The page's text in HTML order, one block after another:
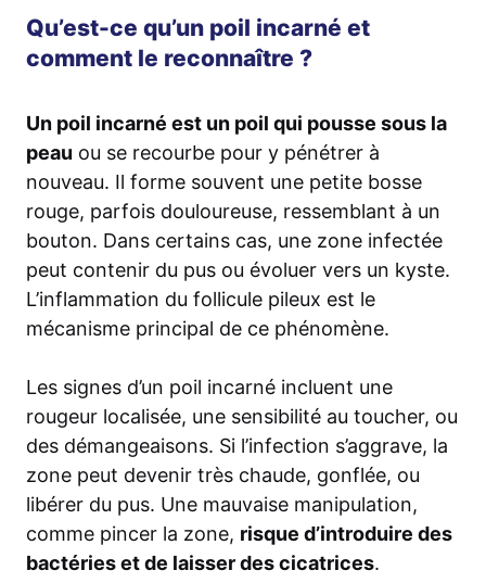
Qu’est-ce qu’un poil incarné et
comment le reconnaître ?
Un poil incarné est un poil qui pousse sous la
peau ou se recourbe pour y pénétrer à
nouveau. Il forme souvent une petite bosse
rouge, parfois douloureuse, ressemblant à un
bouton. Dans certains cas, une zone infectée
peut contenir du pus ou évoluer vers un kyste.
L’inflammation du follicule pileux est le
mécanisme principal de ce phénomène.
Les signes d’un poil incarné incluent une
rougeur localisée, une sensibilité au toucher, ou
des démangeaisons. Si l’infection s’aggrave, la
zone peut devenir très chaude, gonflée, ou
libérer du pus. Une mauvaise manipulation,
comme pincer la zone, risque d’introduire des
bactéries et de laisser des cicatrices.